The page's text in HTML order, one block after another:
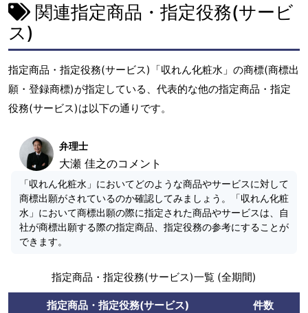
関連指定商品・指定役務(サービ
ス)
指定商品・指定役務(サービス)「収れん化粧水」の商標(商標出
願・登録商標)が指定している、代表的な他の指定商品・指定
役務(サービス)は以下の通りです。
弁理士
大瀬 佳之のコメント
「収れん化粧水」においてどのような商品やサービスに対して
商標出願がされているのか確認してみましょう。「収れん化粧
水」において商標出願の際に指定された商品やサービスは、自
社が商標出願する際の指定商品、指定役務の参考にすることが
できます。
指定商品・指定役務(サービス)一覧 (全期間)
指定商品・指定役務(サービス) 件数